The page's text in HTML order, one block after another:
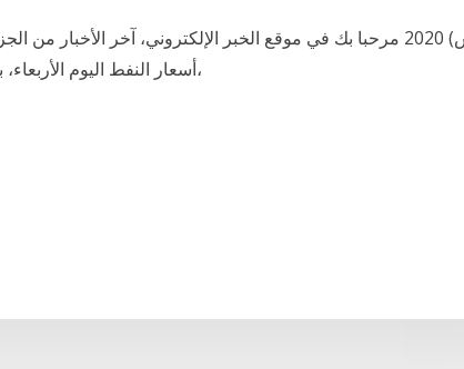
أسعار النفط اليوم الأربعاء، بعد أن خسرت مكاسبها المبكرة،